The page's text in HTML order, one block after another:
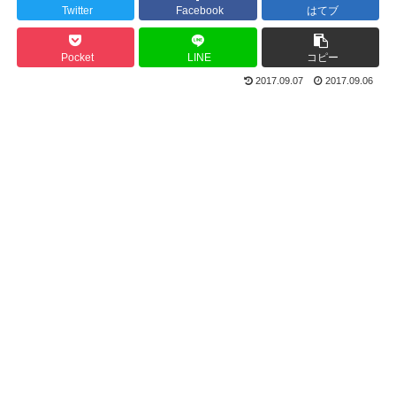
Twitter Facebook はてブ
Pocket LINE コピー
2017.09.07 2017.09.06